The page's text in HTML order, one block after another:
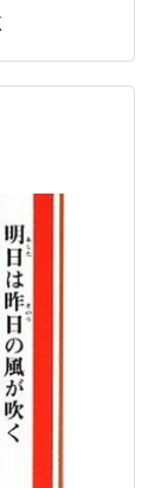
買った。 こ
見ても買う
あったりす
。 ワークマ
不足してい